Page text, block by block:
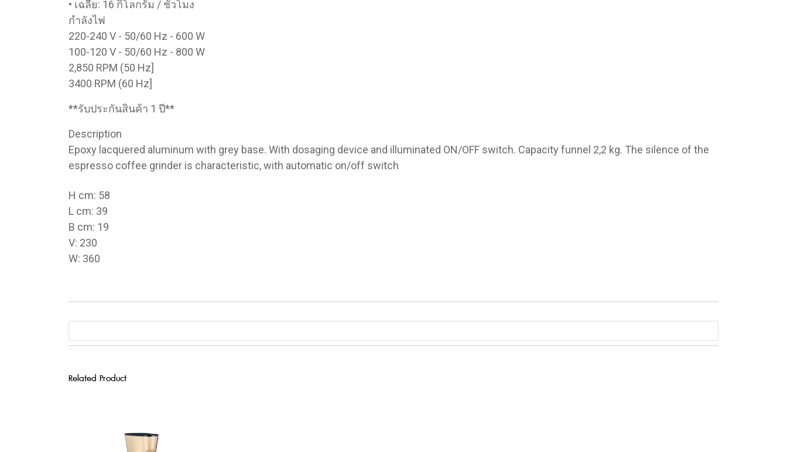
• เฉลี่ย: 16 กิโลกรัม / ชั่วโมง
กำลังไฟ
220-240 V - 50/60 Hz - 600 W
100-120 V - 50/60 Hz - 800 W
2,850 RPM (50 Hz]
3400 RPM (60 Hz]
**รับประกันสินค้า 1 ปี**
Description
Epoxy lacquered aluminum with grey base. With dosaging device and illuminated ON/OFF switch. Capacity funnel 2,2 kg. The silence of the
espresso coffee grinder is characteristic, with automatic on/off switch
H cm: 58
L cm: 39
B cm: 19
V: 230
W: 360
Related Product